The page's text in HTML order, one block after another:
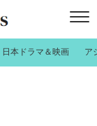
日本ドラマ＆映画 ア